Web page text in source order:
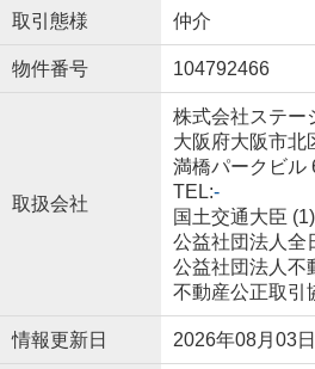
取引態様 仲介
物件番号 104792466
取扱会社
株式会社ステー
大阪府大阪市北
満橋パークビル
TEL:-
国土交通大臣
公益社団法人全
公益社団法人不
不動産公正取引
情報更新日 2026年08月03日